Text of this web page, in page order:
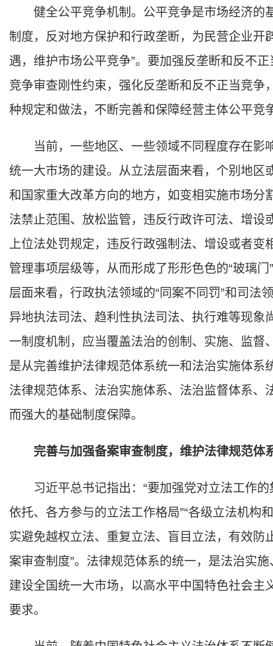
健全公平竞争机制。公平竞争是市场经济的
制度，反对地方保护和行政垄断，为民营企业开
遇，维护市场公平竞争”。要加强反垄断和反不
竞争审查刚性约束，强化反垄断和反不正当竞
种规定和做法，不断完善和保障经营主体公平竞
当前，一些地区、一些领域不同程度存在影
统一大市场的建设。从立法层面来看，个别地
和国家重大改革方向的地方，如变相实施市场
法禁止范围、放松监管，违反行政许可法、增
上位法处罚规定，违反行政强制法、增设或者
管理事项层级等，从而形成了形形色色的“玻璃
层面来看，行政执法领域的“同案不同罚”和司法
异地执法司法、趋利性执法司法、执行难等现
一制度机制，应当覆盖法治的创制、实施、监
是从完善维护法律规范体系统一和法治实施体
法律规范体系、法治实施体系、法治监督体系
而强大的基础制度保障。
完善与加强备案审查制度，维护法律规范体
习近平总书记指出：“要加强党对立法工作的
依托、各方参与的立法工作格局”“各级立法机构
实避免越权立法、重复立法、盲目立法，有效防
案审查制度”。法律规范体系的统一，是法治实
建设全国统一大市场，以高水平中国特色社会
要求。